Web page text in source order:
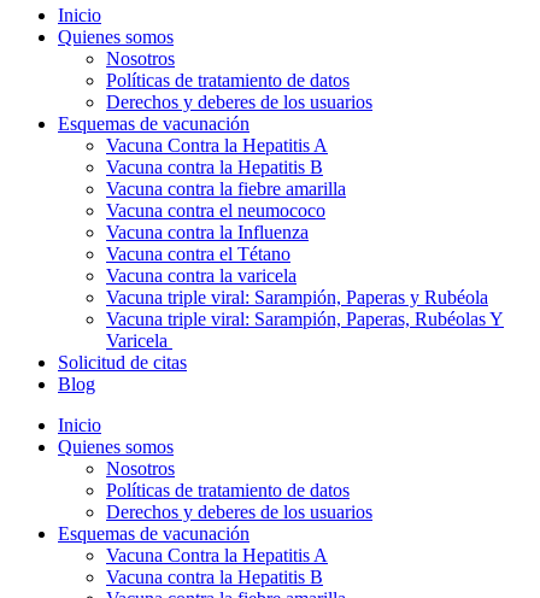
Inicio
Quienes somos
Nosotros
Políticas de tratamiento de datos
Derechos y deberes de los usuarios
Esquemas de vacunación
Vacuna Contra la Hepatitis A
Vacuna contra la Hepatitis B
Vacuna contra la fiebre amarilla
Vacuna contra el neumococo
Vacuna contra la Influenza
Vacuna contra el Tétano
Vacuna contra la varicela
Vacuna triple viral: Sarampión, Paperas y Rubéola
Vacuna triple viral: Sarampión, Paperas, Rubéolas Y
Varicela
Solicitud de citas
Blog
Inicio
Quienes somos
Nosotros
Políticas de tratamiento de datos
Derechos y deberes de los usuarios
Esquemas de vacunación
Vacuna Contra la Hepatitis A
Vacuna contra la Hepatitis B